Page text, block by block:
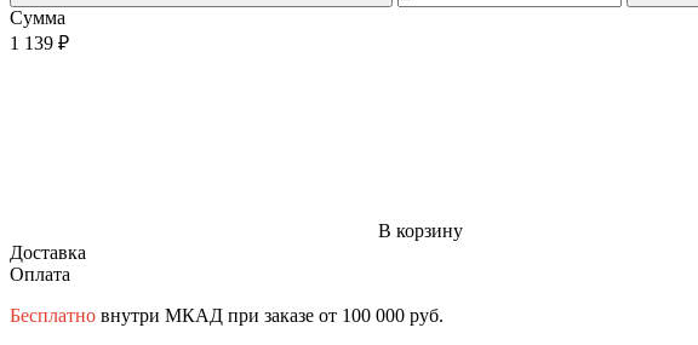
Сумма
1 139 ₽
В корзину
Доставка
Оплата
Бесплатно внутри МКАД при заказе от 100 000 руб.